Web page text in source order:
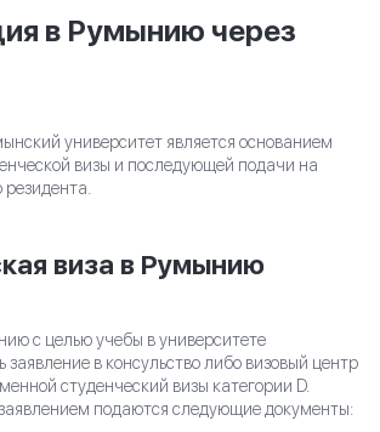
в Румынию через
университет является основанием
визы и последующей подачи на
виза в Румынию
с целью учебы в университете
заявление в консульство либо визовый центр
студенческий визы категории D.
подаются следующие документы:
КОНСУЛЬТАЦИЯ
второго паспорта для Вас и Ваших
при персональном сопровождении
юристов Migranteu